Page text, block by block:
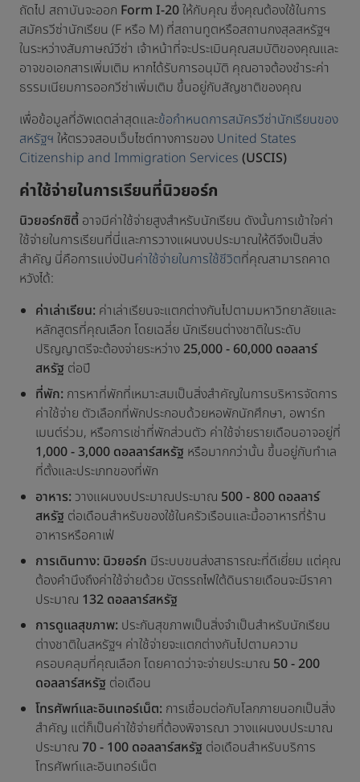
ถัดไป สถาบันจะออก Form I-20ให้กับคุณ ซึ่งคุณต้องใช้ในการ
สมัครวีซ่านักเรียน (F หรือ M) ที่สถานทูตหรือสถานกงสุลสหรัฐฯ
ในระหว่างสัมภาษณ์วีซ่า เจ้าหน้าที่จะประเมินคุณสมบัติของคุณและ
อาจขอเอกสารเพิ่มเติม หากได้รับการอนุมัติ คุณอาจต้องชำระค่า
ธรรมเนียมการออกวีซ่าเพิ่มเติม ขึ้นอยู่กับสัญชาติของคุณ
เพื่อข้อมูลที่อัพเดตล่าสุดและข้อกำหนดการสมัครวีซ่านักเรียนของ
สหรัฐฯ ให้ตรวจสอบเว็บไซต์ทางการของ United States
Citizenship and Immigration Services (USCIS)
ค่าใช้จ่ายในการเรียนที่นิวยอร์ก
นิวยอร์กซิตี้ อาจมีค่าใช้จ่ายสูงสำหรับนักเรียน ดังนั้นการเข้าใจค่า
ใช้จ่ายในการเรียนที่นี่และการวางแผนงบประมาณให้ดีจึงเป็นสิ่ง
สำคัญ นี่คือการแบ่งปันค่าใช้จ่ายในการใช้ชีวิตที่คุณสามารถคาด
หวังได้:
ค่าเล่าเรียน: ค่าเล่าเรียนจะแตกต่างกันไปตามมหาวิทยาลัยและ
หลักสูตรที่คุณเลือก โดยเฉลี่ย นักเรียนต่างชาติในระดับ
ปริญญาตรีจะต้องจ่ายระหว่าง25,000 - 60,000 ดอลลาร์
สหรัฐ ต่อปี
ที่พัก: การหาที่พักที่เหมาะสมเป็นสิ่งสำคัญในการบริหารจัดการ
ค่าใช้จ่าย ตัวเลือกที่พักประกอบด้วยหอพักนักศึกษา, อพาร์ท
เมนต์ร่วม, หรือการเช่าที่พักส่วนตัว ค่าใช้จ่ายรายเดือนอาจอยู่ที่
1,000 - 3,000 ดอลลาร์สหรัฐ หรือมากกว่านั้น ขึ้นอยู่กับทำเล
ที่ตั้งและประเภทของที่พัก
อาหาร: วางแผนงบประมาณประมาณ 500 - 800 ดอลลาร์
สหรัฐ ต่อเดือนสำหรับของใช้ในครัวเรือนและมื้ออาหารที่ร้าน
อาหารหรือคาเฟ่
การเดินทาง: นิวยอร์ก มีระบบขนส่งสาธารณะที่ดีเยี่ยม แต่คุณ
ต้องคำนึงถึงค่าใช้จ่ายด้วย บัตรรถไฟใต้ดินรายเดือนจะมีราคา
ประมาณ 132 ดอลลาร์สหรัฐ
การดูแลสุขภาพ: ประกันสุขภาพเป็นสิ่งจำเป็นสำหรับนักเรียน
ต่างชาติในสหรัฐฯ ค่าใช้จ่ายจะแตกต่างกันไปตามความ
ครอบคลุมที่คุณเลือก โดยคาดว่าจะจ่ายประมาณ 50 - 200
ดอลลาร์สหรัฐ ต่อเดือน
โทรศัพท์และอินเทอร์เน็ต: การเชื่อมต่อกับโลกภายนอกเป็นสิ่ง
สำคัญ แต่ก็เป็นค่าใช้จ่ายที่ต้องพิจารณา วางแผนงบประมาณ
ประมาณ 70 - 100 ดอลลาร์สหรัฐ ต่อเดือนสำหรับบริการ
โทรศัพท์และอินเทอร์เน็ต